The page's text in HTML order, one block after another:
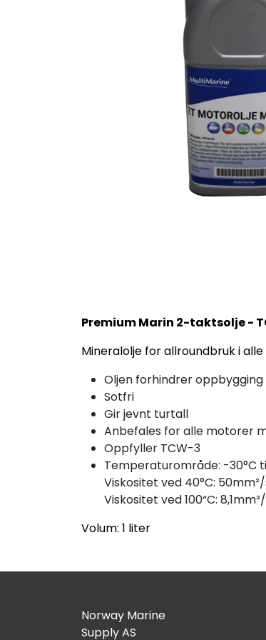
Premium Marin 2-taktsolje -
Mineralolje for allroundbruk i
Oljen forhindrer
Sotfri
Gir jevnt turtall
Anbefales for alle motorer
Oppfyller TCW-3
Temperaturområde: -30°C
Viskositet ved 40°C:
Viskositet ved 100“C:
Volum: 1 liter
Norway Marine
Supply AS